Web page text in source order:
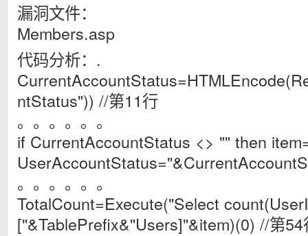
漏洞文件：
Members.asp
代码分析：.
ntStatus")) //第11行
。。。。。。
if CurrentAccountStatus <> "" then
。。。。。。
TotalCount=Execute("Select
["&TablePrefix&"Users]"&item)(0) //第54